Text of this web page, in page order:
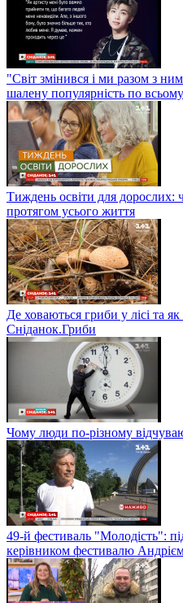
"Світ змінився і ми разом з
шалену популярність по всьому
Тиждень освіти для дорослих:
протягом усього життя
Де ховаються гриби у лісі та
Сніданок.Гриби
Чому люди по-різному
49-й фестиваль "Молодість":
керівником фестивалю